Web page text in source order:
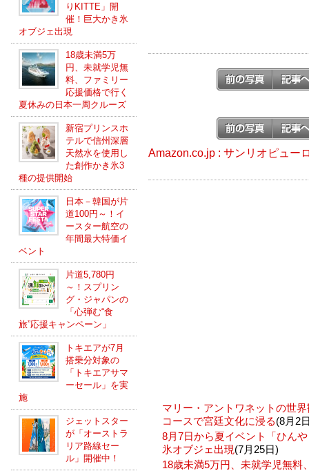
りKITTE」開
催！巨大かき氷
オブジェ出現
18歳未満5万
円、未就学児無
料、ファミリー
応援価格で行く
夏休みの日本一周クルーズ
新宿プリンスホ
テルで信州深層
天然水を使用し
た創作かき氷3
種の提供開始
日本－韓国が片
道100円～！イ
ースター航空の
年間最大特価イ
ベント
片道5,780円
～！スプリン
グ・ジャパンの
「心弾む“食
旅”応援キャンペーン」
トキエアが7月
搭乗分対象の
「トキエアサマ
ーセール」を実
施
ジェットスター
が「オーストラ
リア路線セー
ル」開催中！
Amazon.co.jp : サンリオピュー
マリー・アントワネットの世
コースで宮廷文化に浸る(8月2
8月7日から夏イベント「ひん
氷オブジェ出現(7月25日)
18歳未満5万円、未就学児無料